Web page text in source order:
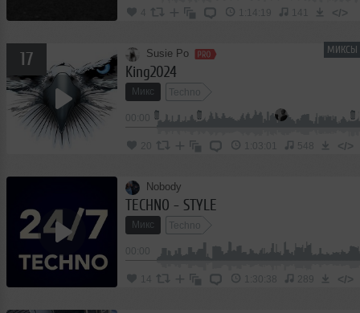
1:14:19 </>
МИКСЫ
17 Susie Po
King2024
Микс Techno
20 1:03:01 548 </>
Nobody
TECHNO - STYLE
Микс Techno
1:30:38 289 </>